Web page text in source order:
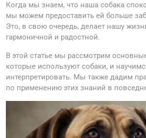
Когда мы знаем, что наша собака
мы можем предоставить ей больше
Это, в свою очередь, делает нашу
гармоничной и радостной.
В этой статье мы рассмотрим
которые используют собаки, и
интерпретировать. Мы также дадим
по применению этих знаний в